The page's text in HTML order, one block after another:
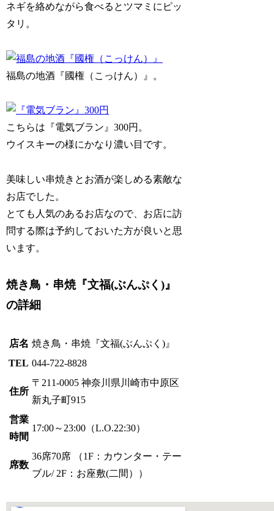
ネギを絡めながら食べるとツマミにピッ
タリ。
福島の地酒『國権（こっけん）』。
こちらは『電気ブラン』300円。
ウイスキーの様にかなり濃い目です。
美味しい串焼きとお酒が楽しめる素敵な
お店でした。
とても人気のあるお店なので、お店に訪
問する際は予約しておいた方が良いと思
います。
焼き鳥・串焼『文福(ぶんぷく)』
の詳細
店名 焼き鳥・串焼『文福(ぶんぷく)』
TEL 044-722-8828
住所
〒211-0005 神奈川県川崎市中原区
新丸子町915
営業
時間
17:00～23:00（L.O.22:30）
席数
36席70席 （1F：カウンター・テー
ブル/ 2F：お座敷(二間））